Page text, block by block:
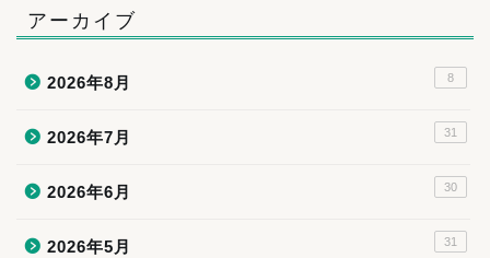
アーカイブ
2026年8月 8
2026年7月 31
2026年6月 30
2026年5月 31